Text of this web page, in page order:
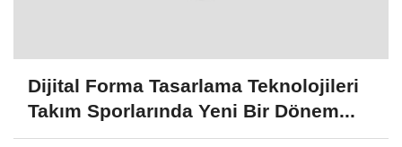
Dijital Forma Tasarlama Teknolojileri
Takım Sporlarında Yeni Bir Dönem...